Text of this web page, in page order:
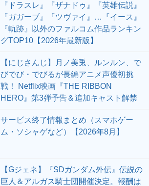
『ドラスレ』『ザナドゥ』『英雄伝説』
『ガガーブ』『ツヴァイ』…『イース』
『軌跡』以外のファルコム作品ランキン
グTOP10【2026年最新版】
【にじさんじ】月ノ美兎、ルンルン、で
びでび・でびるが長編アニメ声優初挑
戦！ Netflix映画『THE RIBBON
HERO』第3弾予告＆追加キャスト解禁
サービス終了情報まとめ（スマホゲー
ム・ソシャゲなど）【2026年8月】
【Gジェネ】『SDガンダム外伝』伝説の
巨人＆アルガス騎士団開催決定。報酬は